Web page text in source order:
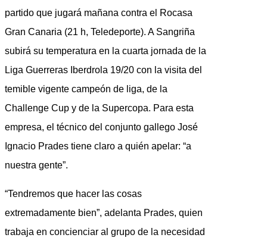
partido que jugará mañana contra el Rocasa
Gran Canaria (21 h, Teledeporte). A Sangriña
subirá su temperatura en la cuarta jornada de la
Liga Guerreras Iberdrola 19/20 con la visita del
temible vigente campeón de liga, de la
Challenge Cup y de la Supercopa. Para esta
empresa, el técnico del conjunto gallego José
Ignacio Prades tiene claro a quién apelar: “a
nuestra gente”.
“Tendremos que hacer las cosas
extremadamente bien”, adelanta Prades, quien
trabaja en concienciar al grupo de la necesidad